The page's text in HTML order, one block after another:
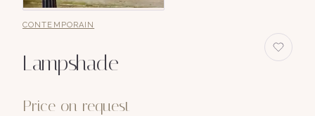
CONTEMPORAIN
Lampshade
Price on request